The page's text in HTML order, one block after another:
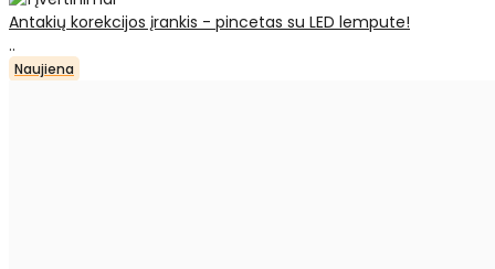
Antakių korekcijos įrankis - pincetas su LED lempute!
..
Naujiena